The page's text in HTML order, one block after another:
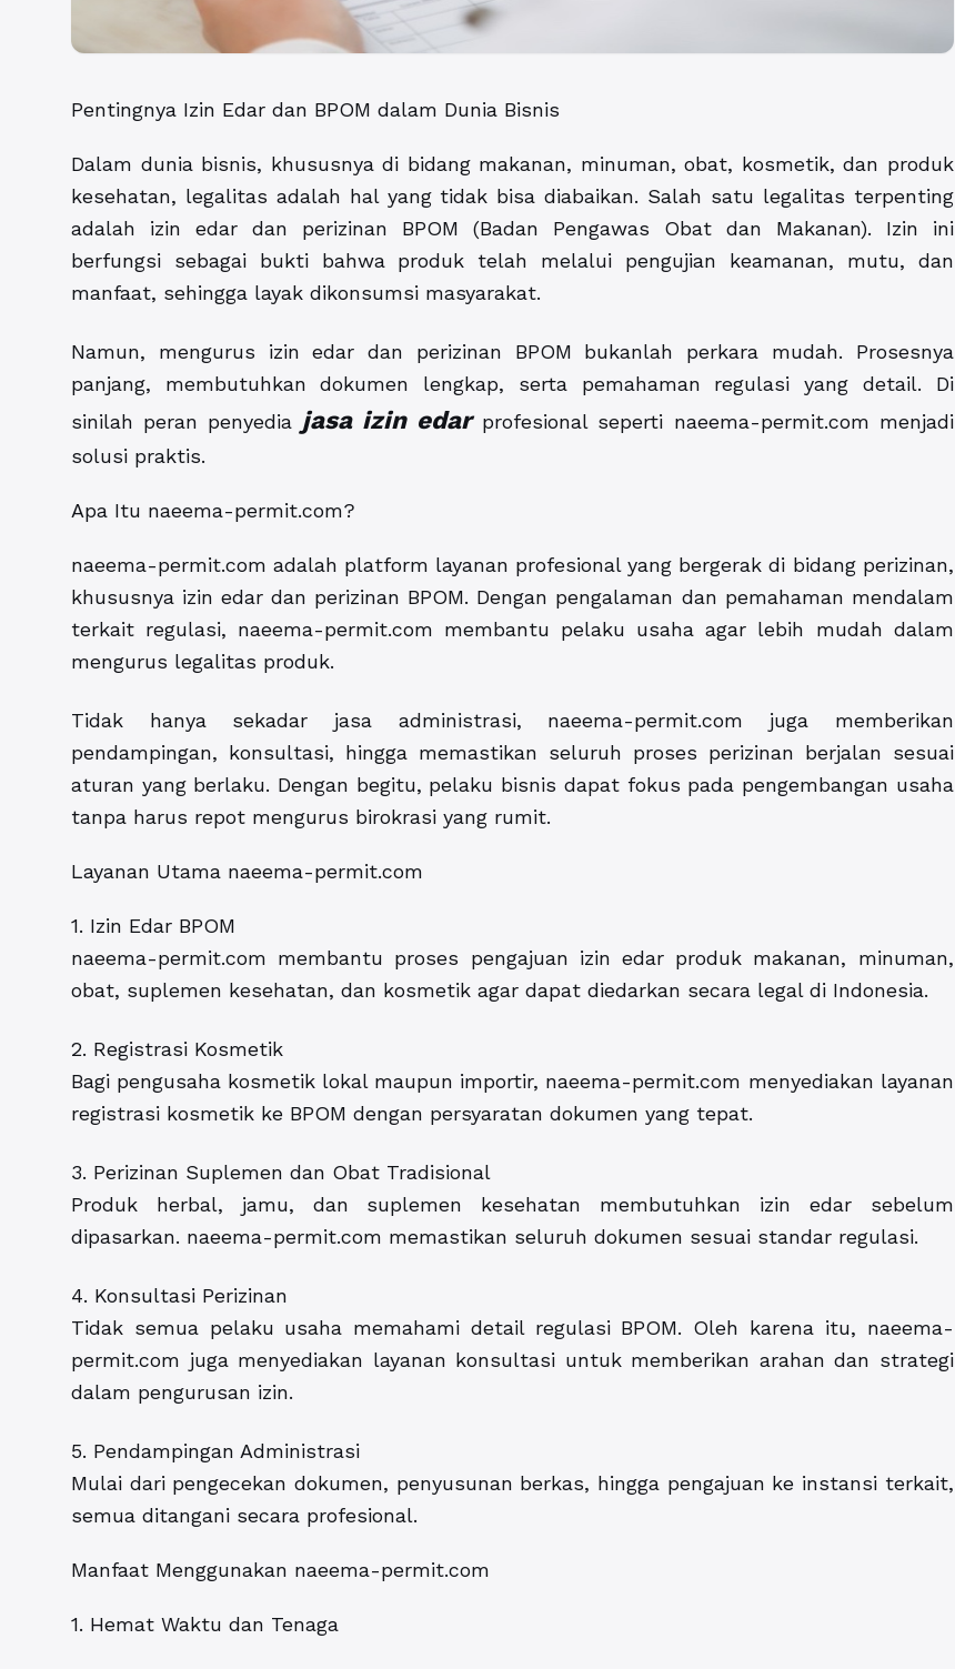
Pentingnya Izin Edar dan BPOM dalam Dunia Bisnis
Dalam dunia bisnis, khususnya di bidang makanan, minuman, obat, kosmetik, dan produk
kesehatan, legalitas adalah hal yang tidak bisa diabaikan. Salah satu legalitas terpenting
adalah izin edar dan perizinan BPOM (Badan Pengawas Obat dan Makanan). Izin ini
berfungsi sebagai bukti bahwa produk telah melalui pengujian keamanan, mutu, dan
manfaat, sehingga layak dikonsumsi masyarakat.
Namun, mengurus izin edar dan perizinan BPOM bukanlah perkara mudah. Prosesnya
panjang, membutuhkan dokumen lengkap, serta pemahaman regulasi yang detail. Di
sinilah peran penyedia jasa izin edarprofesional seperti naeema-permit.com menjadi
solusi praktis.
Apa Itu naeema-permit.com?
naeema-permit.com adalah platform layanan profesional yang bergerak di bidang perizinan,
khususnya izin edar dan perizinan BPOM. Dengan pengalaman dan pemahaman mendalam
terkait regulasi, naeema-permit.com membantu pelaku usaha agar lebih mudah dalam
mengurus legalitas produk.
Tidak hanya sekadar jasa administrasi, naeema-permit.com juga memberikan
pendampingan, konsultasi, hingga memastikan seluruh proses perizinan berjalan sesuai
aturan yang berlaku. Dengan begitu, pelaku bisnis dapat fokus pada pengembangan usaha
tanpa harus repot mengurus birokrasi yang rumit.
Layanan Utama naeema-permit.com
1. Izin Edar BPOM
naeema-permit.com membantu proses pengajuan izin edar produk makanan, minuman,
obat, suplemen kesehatan, dan kosmetik agar dapat diedarkan secara legal di Indonesia.
2. Registrasi Kosmetik
Bagi pengusaha kosmetik lokal maupun importir, naeema-permit.com menyediakan layanan
registrasi kosmetik ke BPOM dengan persyaratan dokumen yang tepat.
3. Perizinan Suplemen dan Obat Tradisional
Produk herbal, jamu, dan suplemen kesehatan membutuhkan izin edar sebelum
dipasarkan. naeema-permit.com memastikan seluruh dokumen sesuai standar regulasi.
4. Konsultasi Perizinan
Tidak semua pelaku usaha memahami detail regulasi BPOM. Oleh karena itu, naeema-
permit.com juga menyediakan layanan konsultasi untuk memberikan arahan dan strategi
dalam pengurusan izin.
5. Pendampingan Administrasi
Mulai dari pengecekan dokumen, penyusunan berkas, hingga pengajuan ke instansi terkait,
semua ditangani secara profesional.
Manfaat Menggunakan naeema-permit.com
1. Hemat Waktu dan Tenaga